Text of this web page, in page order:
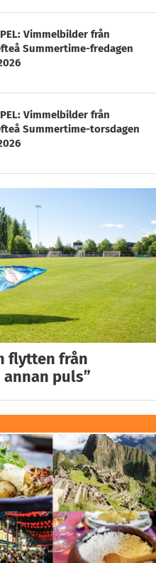
Vimmelbilder från
Summertime-fredagen
Vimmelbilder från
Summertime-torsdagen
flytten från
puls”